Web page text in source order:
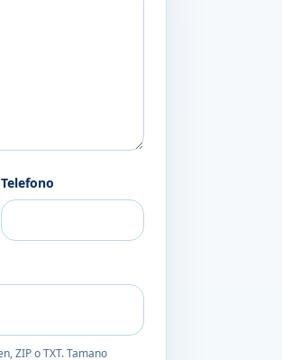
Telefono
ZIP o TXT. Tamano